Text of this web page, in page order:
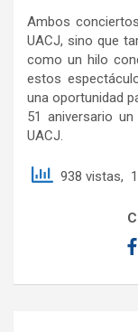
Ambos
UACJ, sino que
como un hilo
estos
una oportunidad
51 aniversario
UACJ.
938 vistas,